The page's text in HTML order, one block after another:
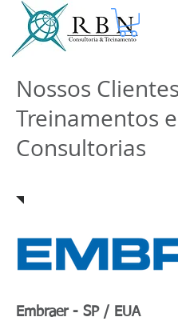
Nossos
Treinamentos e
Consultorias
Embraer - SP / EUA